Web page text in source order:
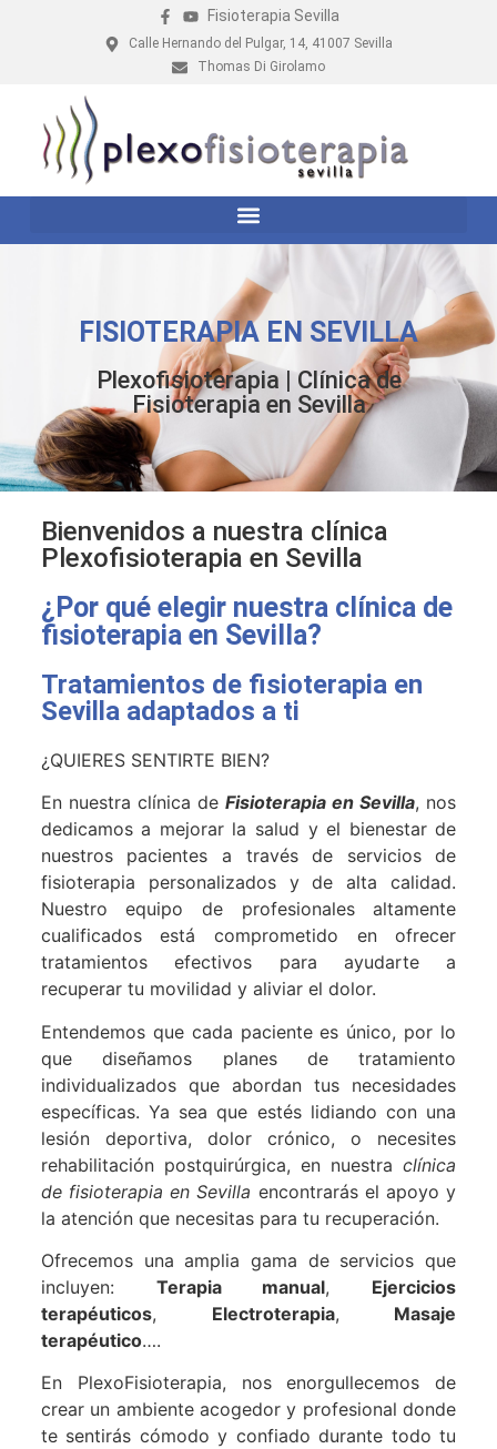
Fisioterapia Sevilla
Calle Hernando del Pulgar, 14, 41007 Sevilla
Thomas Di Girolamo
FISIOTERAPIA EN SEVILLA
Plexofisioterapia | Clínica de
Fisioterapia en Sevilla
Bienvenidos a nuestra clínica
Plexofisioterapia en Sevilla
¿Por qué elegir nuestra clínica de
fisioterapia en Sevilla?
Tratamientos de fisioterapia en
Sevilla adaptados a ti
¿QUIERES SENTIRTE BIEN?
En nuestra clínica de Fisioterapia en Sevilla, nos
dedicamos a mejorar la salud y el bienestar de
nuestros pacientes a través de servicios de
fisioterapia personalizados y de alta calidad.
Nuestro equipo de profesionales altamente
cualificados está comprometido en ofrecer
tratamientos efectivos para ayudarte a
recuperar tu movilidad y aliviar el dolor.
Entendemos que cada paciente es único, por lo
que diseñamos planes de tratamiento
individualizados que abordan tus necesidades
específicas. Ya sea que estés lidiando con una
lesión deportiva, dolor crónico, o necesites
rehabilitación postquirúrgica, en nuestraclínica
de fisioterapia en Sevilla encontrarás el apoyo y
la atención que necesitas para tu recuperación.
Ofrecemos una amplia gama de servicios que
incluyen: Terapia manual, Ejercicios
terapéuticos, Electroterapia, Masaje
terapéutico….
En PlexoFisioterapia, nos enorgullecemos de
crear un ambiente acogedor y profesional donde
te sentirás cómodo y confiado durante todo tu